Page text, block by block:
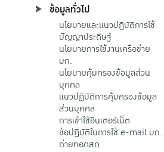
ข้อมูลทั่วไป
นโยบายและแนวปฏิบัติการใช้
ปัญญาประดิษฐ์
นโยบายการใช้งานเครือข่าย
มก.
นโยบายคุ้มครองข้อมูลส่วน
บุคคล
แนวปฏิบัติการคุ้มครองข้อมูล
ส่วนบุคคล
การเข้าใช้อินเตอร์เน็ต
ข้อปฏิบัติในการใช้ e-mail มก.
ถ่ายทอดสด